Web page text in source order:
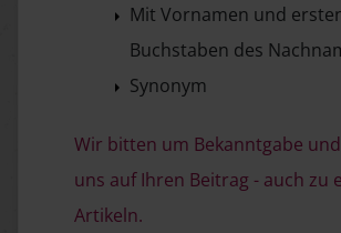
Mit Vornamen und
Buchstaben des
Synonym
Wir bitten um Bekanntgabe
uns auf Ihren Beitrag - auch zu
Artikeln.